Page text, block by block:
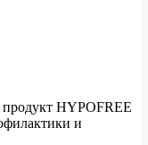
HYPOFREE
и